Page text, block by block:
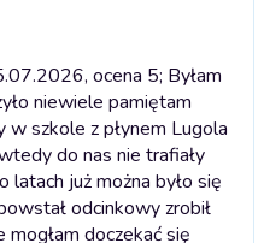
ocena 5; Byłam
niewiele pamiętam
w szkole z płynem Lugola
do nas nie trafiały
latach już można było się
odcinkowy zrobił
doczekać się